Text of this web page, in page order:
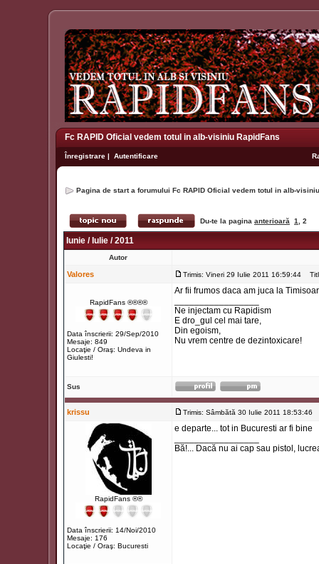
Fc RAPID Oficial vedem totul in alb-visiniu RapidFans
Înregistrare | Autentificare
Pagina de start a forumului Fc RAPID Oficial vedem totul in alb-
Du-te la pagina anterioară 1 2
Iunie / Iulie / 2011
Autor
Valores Trimis: Vineri 29 Iulie 2011 16:59:44
RapidFans ®®®®
Data înscrierii: 29/Sep/2010
Mesaje: 849
Locaţie / Oraş: Undeva in
Giulesti!
Ar fii frumos daca am juca la
Ne injectam cu Rapidism
E dro_gul cel mai tare,
Din egoism,
Nu vrem centre de dezintoxicare!
Sus
krissu Trimis: Sâmbătă 30 Iulie 2011 18:53:46
RapidFans ®®
Data înscrierii: 14/Noi/2010
Mesaje: 176
Locaţie / Oraş: Bucuresti
e departe... tot in Bucuresti ar fi bine
Bă!... Dacă nu ai cap sau pistol,